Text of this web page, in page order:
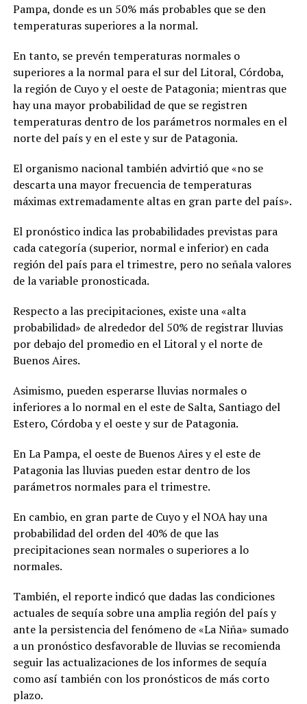
Pampa, donde es un 50% más probables que se den
temperaturas superiores a la normal.
En tanto, se prevén temperaturas normales o
superiores a la normal para el sur del Litoral, Córdoba,
la región de Cuyo y el oeste de Patagonia; mientras que
hay una mayor probabilidad de que se registren
temperaturas dentro de los parámetros normales en el
norte del país y en el este y sur de Patagonia.
El organismo nacional también advirtió que «no se
descarta una mayor frecuencia de temperaturas
máximas extremadamente altas en gran parte del país».
El pronóstico indica las probabilidades previstas para
cada categoría (superior, normal e inferior) en cada
región del país para el trimestre, pero no señala valores
de la variable pronosticada.
Respecto a las precipitaciones, existe una «alta
probabilidad» de alrededor del 50% de registrar lluvias
por debajo del promedio en el Litoral y el norte de
Buenos Aires.
Asimismo, pueden esperarse lluvias normales o
inferiores a lo normal en el este de Salta, Santiago del
Estero, Córdoba y el oeste y sur de Patagonia.
En La Pampa, el oeste de Buenos Aires y el este de
Patagonia las lluvias pueden estar dentro de los
parámetros normales para el trimestre.
En cambio, en gran parte de Cuyo y el NOA hay una
probabilidad del orden del 40% de que las
precipitaciones sean normales o superiores a lo
normales.
También, el reporte indicó que dadas las condiciones
actuales de sequía sobre una amplia región del país y
ante la persistencia del fenómeno de «La Niña» sumado
a un pronóstico desfavorable de lluvias se recomienda
seguir las actualizaciones de los informes de sequía
como así también con los pronósticos de más corto
plazo.